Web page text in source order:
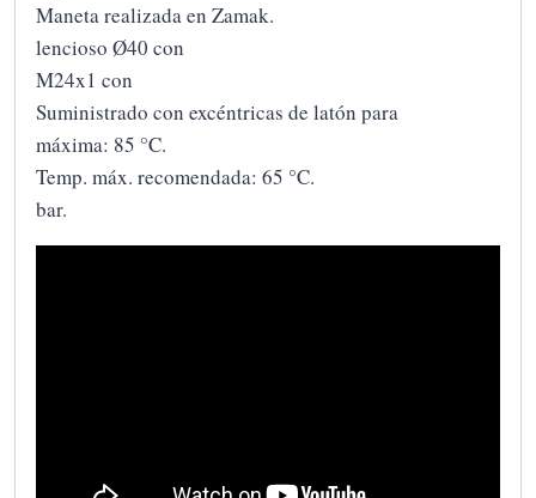
Maneta realizada en Zamak.
lencioso Ø40 con
M24x1 con
Suministrado con excéntricas de latón para
máxima: 85 °C.
Temp. máx. recomendada: 65 °C.
bar.